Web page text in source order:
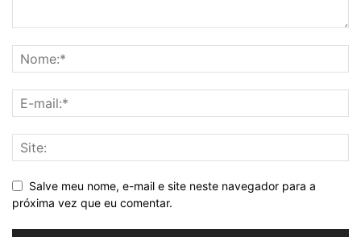
Salve meu nome, e-mail e site neste navegador para a
próxima vez que eu comentar.